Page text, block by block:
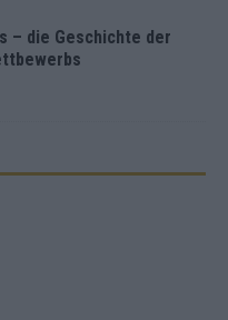
– die Geschichte der